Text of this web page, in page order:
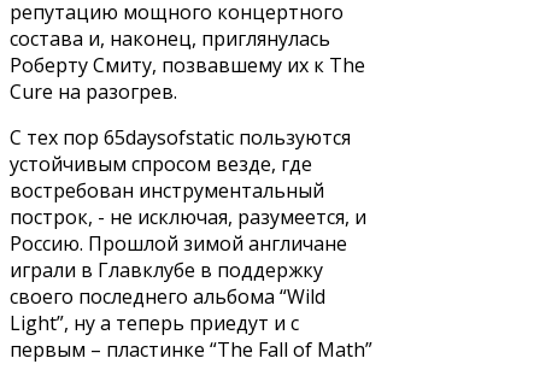
репутацию мощного концертного
состава и, наконец, приглянулась
Роберту Смиту, позвавшему их к The
Cure на разогрев.
С тех пор 65daysofstatic пользуются
устойчивым спросом везде, где
востребован инструментальный
построк, - не исключая, разумеется, и
Россию. Прошлой зимой англичане
играли в Главклубе в поддержку
своего последнего альбома “Wild
Light”, ну а теперь приедут и с
первым – пластинке “The Fall of Math”